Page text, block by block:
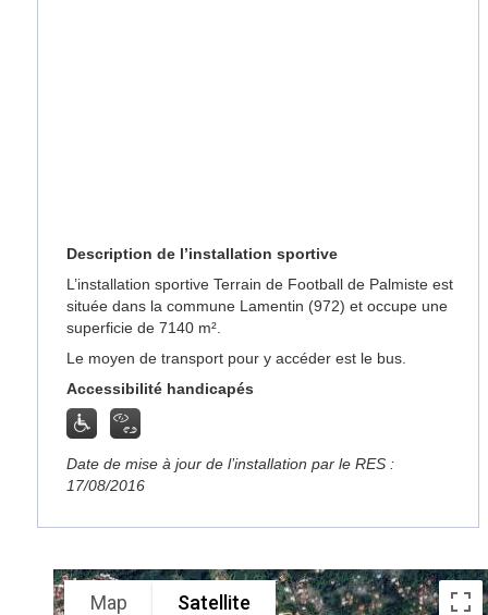
Description de l’installation sportive
L’installation sportive Terrain de Football de Palmiste est
située dans la commune Lamentin (972) et occupe une
superficie de 7140 m².
Le moyen de transport pour y accéder est le bus.
Accessibilité handicapés
Date de mise à jour de l’installation par le RES :
17/08/2016
Map Satellite